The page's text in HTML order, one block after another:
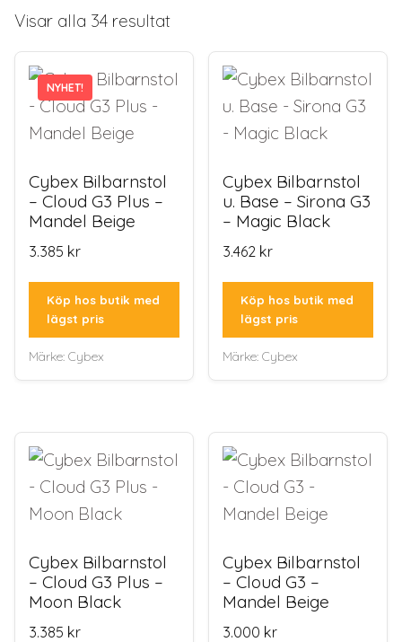
Visar alla 34 resultatSortera
efter
senaste
NYHET!
Cybex Bilbarnstol
– Cloud G3 Plus –
Mandel Beige
3.385 kr
Köp hos butik med
lägst pris
Märke: Cybex
Cybex Bilbarnstol
u. Base – Sirona G3
– Magic Black
3.462 kr
Köp hos butik med
lägst pris
Märke:Cybex
Cybex Bilbarnstol
– Cloud G3 Plus –
Moon Black
3.385 kr
Cybex Bilbarnstol
– Cloud G3 –
Mandel Beige
3.000 kr